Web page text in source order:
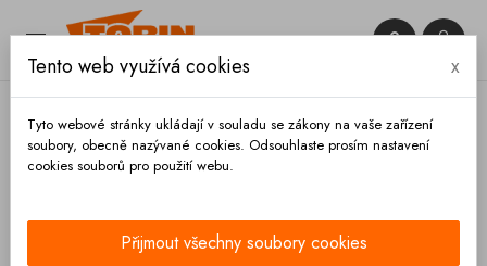
 

Tento web využívá cookies x
Tyto webové stránky ukládají v souladu se zákony na vaše zařízení
soubory, obecně nazývané cookies. Odsouhlaste prosím nastavení
cookies souborů pro použití webu.
Přijmout všechny soubory cookies